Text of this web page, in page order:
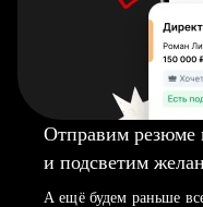
Отправим резюме
и подсветим
А ещё будем раньше